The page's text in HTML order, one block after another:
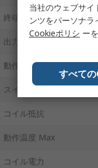
終端処理
出力開閉電流
動作温度 Min
スイッチングAC電圧
コイル抵抗
動作温度 Max
コイル電力
当社のウェブサ
ンツをパーソナラ
Cookieポリシ ー
すべて